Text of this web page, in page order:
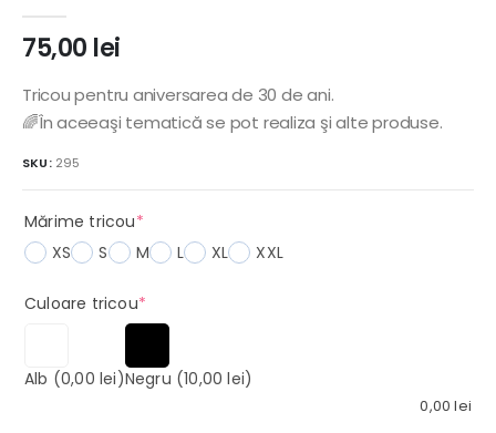
75,00 lei
Tricou pentru aniversarea de 30 de ani.
🌈În aceeaşi tematică se pot realiza şi alte produse.
SKU: 295
Mărime tricou*(required)
XS
S M L XL XXL
Culoare tricou*(required)
Alb (0,00 lei)Negru (10,00 lei)
0,00lei